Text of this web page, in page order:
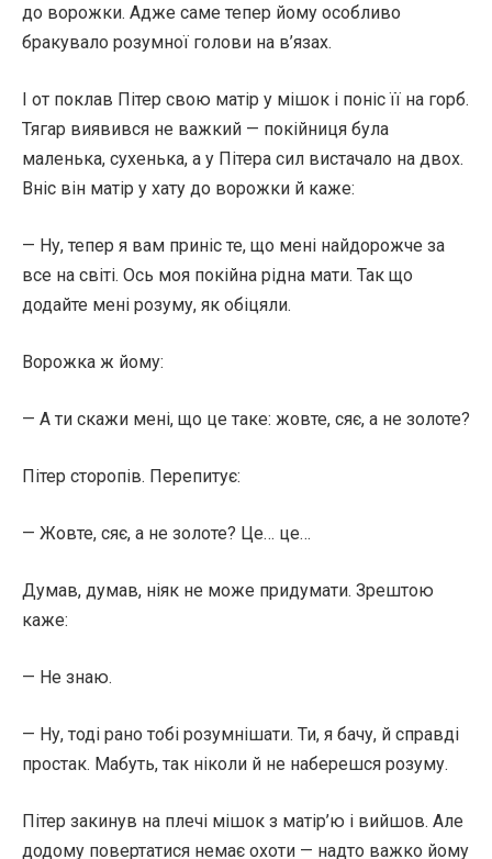
до ворожки. Адже саме тепер йому особливо
бракувало розумної голови на в’язах.
І от поклав Пітер свою матір у мішок і поніс її на горб.
Тягар виявився не важкий — покійниця була
маленька, сухенька, а у Пітера сил вистачало на двох.
Вніс він матір у хату до ворожки й каже:
— Ну, тепер я вам приніс те, що мені найдорожче за
все на світі. Ось моя покійна рідна мати. Так що
додайте мені розуму, як обіцяли.
Ворожка ж йому:
— А ти скажи мені, що це таке: жовте, сяє, а не золоте?
Пітер сторопів. Перепитує:
— Жовте, сяє, а не золоте? Це… це…
Думав, думав, ніяк не може придумати. Зрештою
каже:
— Не знаю.
— Ну, тоді рано тобі розумнішати. Ти, я бачу, й справді
простак. Мабуть, так ніколи й не наберешся розуму.
Пітер закинув на плечі мішок з матір’ю і вийшов. Але
додому повертатися немає охоти — надто важко йому